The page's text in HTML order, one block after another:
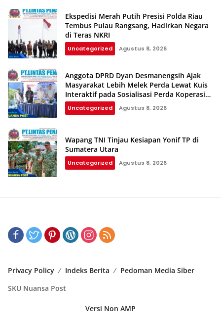
Ekspedisi Merah Putih Presisi Polda Riau
Tembus Pulau Rangsang, Hadirkan Negara
di Teras NKRI
Uncategorized Agustus 8, 2026
Anggota DPRD Dyan Desmanengsih Ajak
Masyarakat Lebih Melek Perda Lewat Kuis
Interaktif pada Sosialisasi Perda Koperasi
dan UMKM
Uncategorized Agustus 8, 2026
Wapang TNI Tinjau Kesiapan Yonif TP di
Sumatera Utara
Uncategorized Agustus 8, 2026
Privacy Policy Indeks Berita
Pedoman Media Siber
SKU Nuansa Post
Versi Non AMP